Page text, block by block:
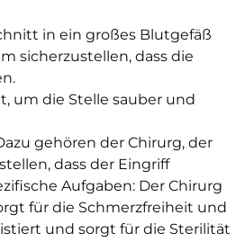
in ein großes Blutgefäß
sicherzustellen, dass die
um die Stelle sauber und
gehören der Chirurg, der
dass der Eingriff
Aufgaben: Der Chirurg
für die Schmerzfreiheit und
und sorgt für die Sterilität